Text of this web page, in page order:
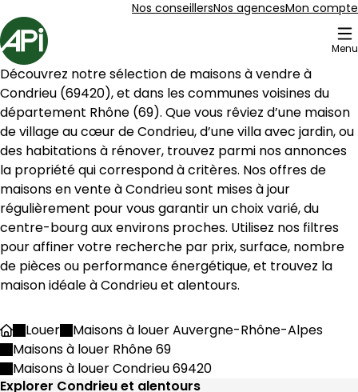
Nos conseillersNos agencesMon compte
Accueil
Menu
17 Maison à louer Condrieu (69420)
de village 105 m² 4 pièces Condrieu
Aller à l'image1
Aller à l'image2
Aller à l'image3
Aller à l'image4
Aller à l'image5
290 000 €
Condrieu - 69420
Maison de village • 4 pièces • 105 m²
DPE :
D 3 chambres Terrain 16 m²
Condrieu (69420), et dans les communes voisines du
département Rhône (69). Que vous rêviez d’une maison
de village au cœur de Condrieu, d’une villa avec jardin, ou
des habitations à rénover, trouvez parmi nos annonces
la propriété qui correspond à critères. Nos offres de
maisons en vente à Condrieu sont mises à jour
régulièrement pour vous garantir un choix varié, du
centre-bourg aux environs proches. Utilisez nos filtres
pour affiner votre recherche par prix, surface, nombre
de pièces ou performance énergétique, et trouvez la
maison idéale à Condrieu et alentours.
AccueilLouer
Maisons à louer Auvergne-Rhône-Alpes
Maisons à louer Rhône 69
Maisons à louer Condrieu 69420
Explorer Condrieu et alentours